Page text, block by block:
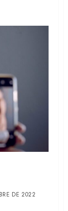
DE 2022